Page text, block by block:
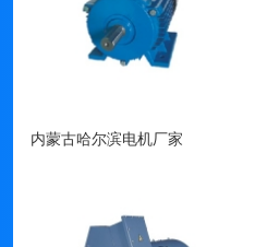
内蒙古哈尔滨电机厂家